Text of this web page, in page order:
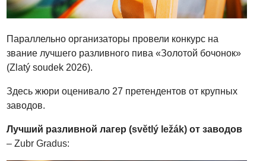
Параллельно организаторы провели конкурс на
звание лучшего разливного пива «Золотой бочонок»
(Zlatý soudek 2026).
Здесь жюри оценивало 27 претендентов от крупных
заводов.
Лучший разливной лагер (světlý ležák) от заводов
– Zubr Gradus: